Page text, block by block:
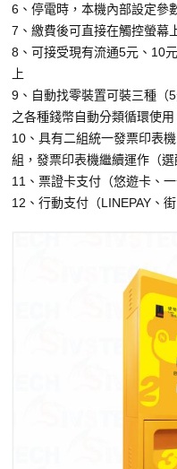
6、停電時，本機內部設定參
7、繳費後可直接在觸控螢幕
8、可接受現有流通5元、10
上
9、自動找零裝置可裝三種（
之各種錢幣自動分類循環使用
10、具有二組統一發票印表
組，發票印表機繼續運作（選
11、票證卡支付（悠遊卡、
12、行動支付（LINEPAY、